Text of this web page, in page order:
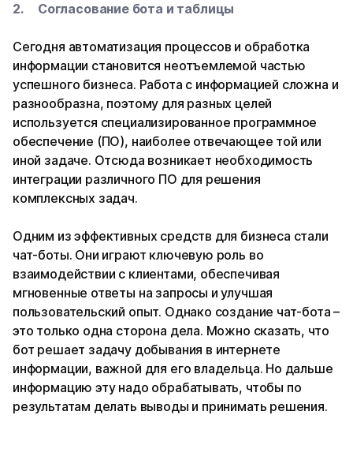
Согласование бота и таблицы
Сегодня автоматизация процессов и обработка
информации становится неотъемлемой частью
успешного бизнеса. Работа с информацией сложна и
разнообразна, поэтому для разных целей
используется специализированное программное
обеспечение (ПО), наиболее отвечающее той или
иной задаче. Отсюда возникает необходимость
интеграции различного ПО для решения
комплексных задач.
Одним из эффективных средств для бизнеса стали
чат-боты. Они играют ключевую роль во
взаимодействии с клиентами, обеспечивая
мгновенные ответы на запросы и улучшая
пользовательский опыт. Однако создание чат-бота –
это только одна сторона дела. Можно сказать, что
бот решает задачу добывания в интернете
информации, важной для его владельца. Но дальше
информацию эту надо обрабатывать, чтобы по
результатам делать выводы и принимать решения.